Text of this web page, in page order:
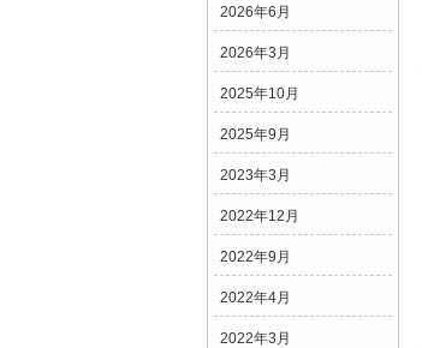
2026年6月
2026年3月
2025年10月
2025年9月
2023年3月
2022年12月
2022年9月
2022年4月
2022年3月